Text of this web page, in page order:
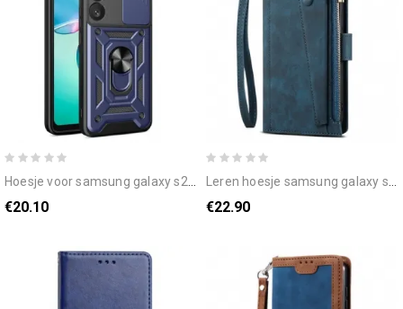
hoesje voor samsung galaxy s25 plus 5g draaibare houder en lensbeschermer
€20.10
leren hoesje samsung galaxy s25 plus 5g eseble star-serie bescherming hoesje
€22.90